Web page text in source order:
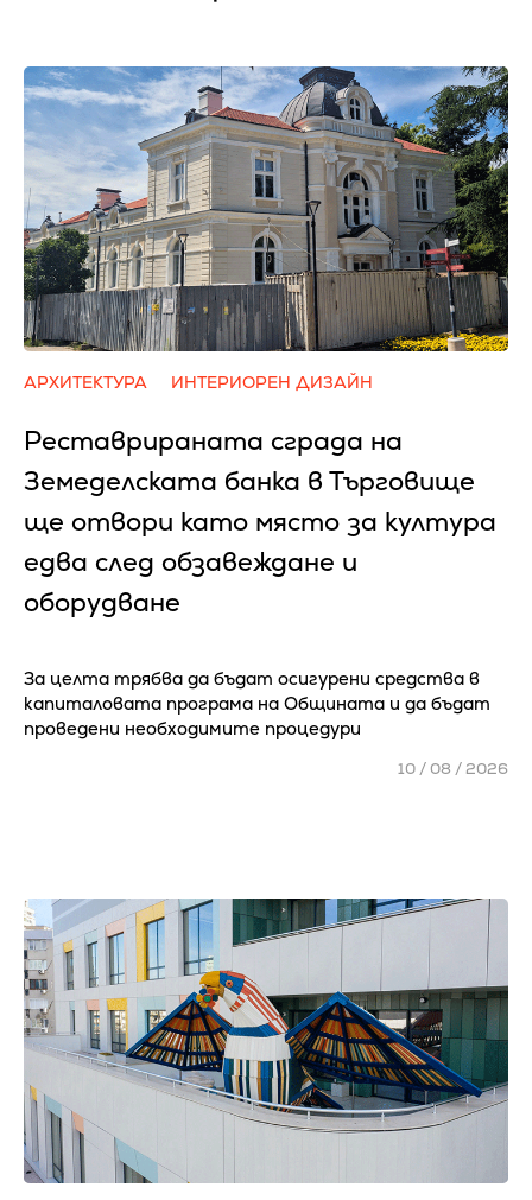
АРХИТЕКТУРА ИНТЕРИОРЕН ДИЗАЙН
Реставрираната сграда на
Земеделската банка в Търговище
ще отвори като място за култура
едва след обзавеждане и
оборудване
За целта трябва да бъдат осигурени средства в
капиталовата програма на Общината и да бъдат
проведени необходимите процедури
10 / 08 / 2026